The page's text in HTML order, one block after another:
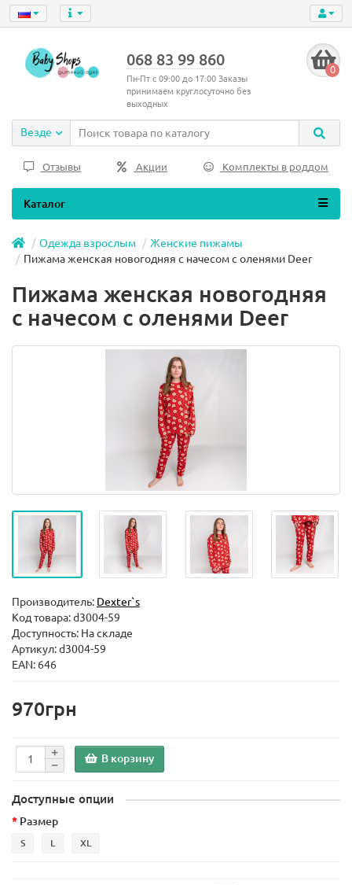
068 83 99 860
Пн-Пт с 09:00 до 17:00 Заказы
принимаем круглосуточно без
выходных
0
Везде
Отзывы Акции Комплекты в роддом
Каталог
Одежда взрослым
Женские пижамы
Пижама женская новогодняя с начесом с оленями Deer
Пижама женская новогодняя
с начесом с оленями Deer
Производитель: Dexter`s
Код товара:d3004-59
Доступность: На складе
Артикул: d3004-59
EAN: 646
970грн
В корзину
Доступные опции
Размер
S L XL